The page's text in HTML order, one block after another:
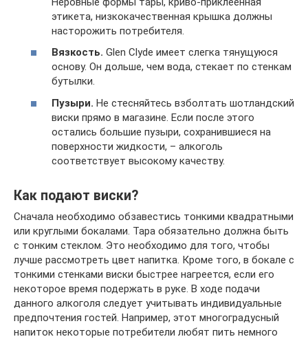
этикета, низкокачественная крышка должны
насторожить потребителя.
Вязкость. Glen Clyde имеет слегка тянущуюся
основу. Он дольше, чем вода, стекает по стенкам
бутылки.
Пузыри. Не стесняйтесь взболтать шотландский
виски прямо в магазине. Если после этого
остались большие пузыри, сохранившиеся на
поверхности жидкости, – алкоголь
соответствует высокому качеству.
Как подают виски?
Сначала необходимо обзавестись тонкими квадратными
или круглыми бокалами. Тара обязательно должна быть
с тонким стеклом. Это необходимо для того, чтобы
лучше рассмотреть цвет напитка. Кроме того, в бокале с
тонкими стенками виски быстрее нагреется, если его
некоторое время подержать в руке. В ходе подачи
данного алкоголя следует учитывать индивидуальные
предпочтения гостей. Например, этот многоградусный
напиток некоторые потребители любят пить немного